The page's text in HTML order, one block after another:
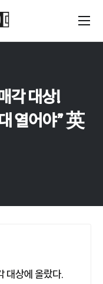
각 대상!
열어야” 英
대상에 올랐다.